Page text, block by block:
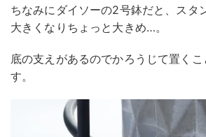
ちなみにダイソーの2号鉢だと、スタ
大きくなりちょっと大きめ…。
底の支えがあるのでかろうじて置くこ
す。